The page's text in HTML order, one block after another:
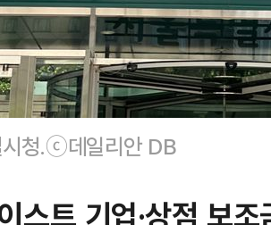
시청.ⓒ데일리안 DB
스트 기업·상점 보